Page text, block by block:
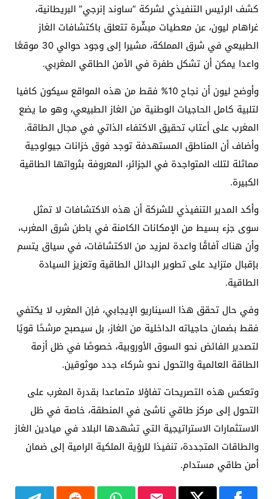
كشف الرئيس التنفيذي لشركة “ساوند إنرجي” البريطانية،
غراهام ليون، عن معطيات مبشّرة تتعلق باكتشافات الغاز
الطبيعي في شرق المملكة، مشيرا إلى وجود حوالي 30 موقعًا
واعدا يمكن أن تشكل طفرة في الأمن الطاقي المغربي.
وأوضح ليون أن نجاح 10% فقط من هذه المواقع سيكون كافيا
لتلبية كامل الحاجيات الوطنية من الغاز الطبيعي، وهو ما يضع
المغرب على أعتاب تحقيق الاكتفاء الذاتي في مجال الطاقة.
وأضاف أن المناطق المستهدفة توجد فوق خزانات جيولوجية
مماثلة لتلك المتواجدة في الجزائر، المعروفة بثرواتها الطاقية
الكبيرة.
وأكد المدير التنفيذي للشركة أن هذه الاكتشافات لا تمثل
سوى جزء بسيط من الإمكانات الكامنة في باطن شرق المغرب،
وأن هناك آفاقًا واعدة لمزيد من الاكتشافات، في سياق يتسم
بإقبال متزايد على تطوير البدائل الطاقية وتعزيز السيادة
الطاقية.
وفي حال تحقق هذا السيناريو الإيجابي، فإن المغرب لا يكتفي
فقط بضمان حاجياته الداخلية من الغاز، بل سيصبح مرشحًا قويًا
لتصدير الفائض نحو السوق الأوروبية، خصوصًا في ظل أزمة
الطاقة العالمية والتحول نحو شركاء جدد موثوقين.
وتعكس هذه التصريحات تفاؤلا متصاعدا بقدرة المغرب على
التحول إلى مركز طاقي ناشئ في المنطقة، خاصة في ظل
الاستثمارات الاستراتيجية التي تشهدها البلاد في ميادين الغاز
والطاقات المتجددة، تنفيذا للرؤية الملكية الرامية إلى ضمان
أمن طاقي مستدام.